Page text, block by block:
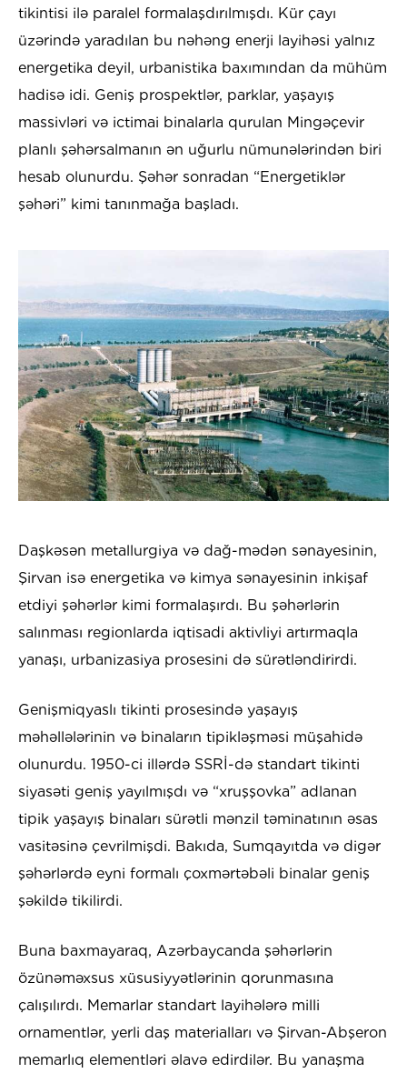
tikintisi ilə paralel formalaşdırılmışdı. Kür çayı
üzərində yaradılan bu nəhəng enerji layihəsi yalnız
energetika deyil, urbanistika baxımından da mühüm
hadisə idi. Geniş prospektlər, parklar, yaşayış
massivləri və ictimai binalarla qurulan Mingəçevir
planlı şəhərsalmanın ən uğurlu nümunələrindən biri
hesab olunurdu. Şəhər sonradan “Energetiklər
şəhəri” kimi tanınmağa başladı.
Daşkəsən metallurgiya və dağ-mədən sənayesinin,
Şirvan isə energetika və kimya sənayesinin inkişaf
etdiyi şəhərlər kimi formalaşırdı. Bu şəhərlərin
salınması regionlarda iqtisadi aktivliyi artırmaqla
yanaşı, urbanizasiya prosesini də sürətləndirirdi.
Genişmiqyaslı tikinti prosesində yaşayış
məhəllələrinin və binaların tipikləşməsi müşahidə
olunurdu. 1950-ci illərdə SSRİ-də standart tikinti
siyasəti geniş yayılmışdı və “xruşşovka” adlanan
tipik yaşayış binaları sürətli mənzil təminatının əsas
vasitəsinə çevrilmişdi. Bakıda, Sumqayıtda və digər
şəhərlərdə eyni formalı çoxmərtəbəli binalar geniş
şəkildə tikilirdi.
Buna baxmayaraq, Azərbaycanda şəhərlərin
özünəməxsus xüsusiyyətlərinin qorunmasına
çalışılırdı. Memarlar standart layihələrə milli
ornamentlər, yerli daş materialları və Şirvan-Abşeron
memarlıq elementləri əlavə edirdilər. Bu yanaşma